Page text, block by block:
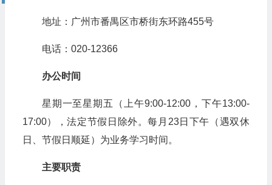
地址：广州市番禺区市桥街东环路455号
电话：020-12366
办公时间
星期一至星期五（上午9:00-12:00，下午13:00-
17:00），法定节假日除外。每月23日下午（遇双休
日、节假日顺延）为业务学习时间。
主要职责